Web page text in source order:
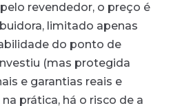
revendedor, o preço é
limitado apenas
do ponto de
(mas protegida
e garantias reais e
prática, há o risco de a